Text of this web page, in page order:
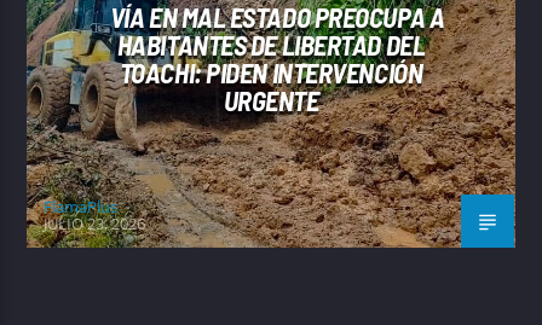
VÍA EN MAL ESTADO PREOCUPA A
HABITANTES DE LIBERTAD DEL
TOACHI: PIDEN INTERVENCIÓN
URGENTE
FlamaPlus
JULIO 23, 2026